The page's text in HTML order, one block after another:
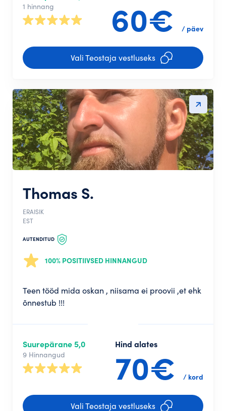
Vali Teostaja vestluseks
60€ / päev
1 hinnang
Thomas S.
ERAISIK
EST
AUTENDITUD
100% POSITIIVSED HINNANGUD
Teen tööd mida oskan , niisama ei proovii ,et ehk
õnnestub !!!
Vali Teostaja vestluseks
Hind alates
70€ / kord
Suurepärane 5,0
9 Hinnangud